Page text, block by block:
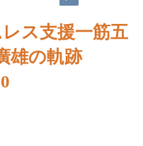
ス支援一筋五
雄の軌跡